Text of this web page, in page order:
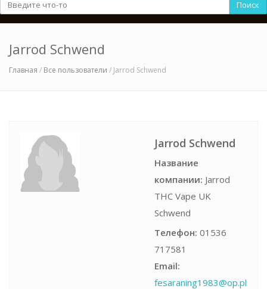
Поиск
Jarrod Schwend
Главная / Все пользователи / Jarrod Schwend
Jarrod Schwend
Название
компании: Jarrod
THC Vape UK
Schwend
Телефон: 01536
717581
Email:
fesaraning1983@op.pl